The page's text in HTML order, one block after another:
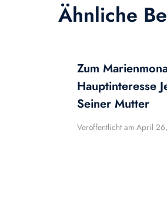
Ähnliche
Zum
Hauptinteresse
Seiner Mutter
Veröffentlicht am April